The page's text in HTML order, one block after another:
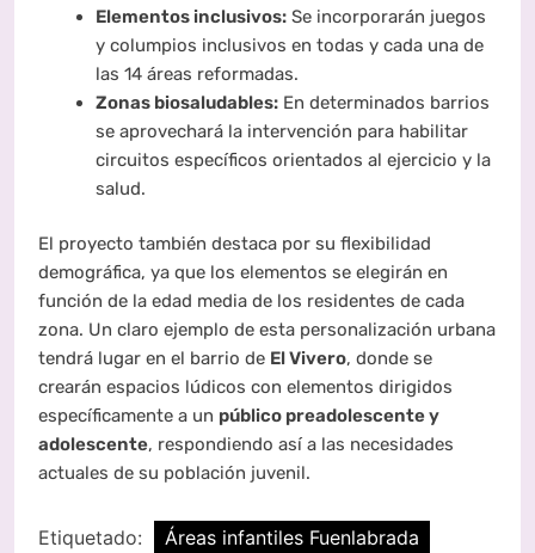
Elementos inclusivos:Se incorporarán juegos
y columpios inclusivos en todas y cada una de
las 14 áreas reformadas.
Zonas biosaludables:En determinados barrios
se aprovechará la intervención para habilitar
circuitos específicos orientados al ejercicio y la
salud.
El proyecto también destaca por su flexibilidad
demográfica, ya que los elementos se elegirán en
función de la edad media de los residentes de cada
zona. Un claro ejemplo de esta personalización urbana
tendrá lugar en el barrio de El Vivero, donde se
crearán espacios lúdicos con elementos dirigidos
específicamente a un público preadolescente y
adolescente, respondiendo así a las necesidades
actuales de su población juvenil.
Etiquetado: Áreas infantiles Fuenlabrada